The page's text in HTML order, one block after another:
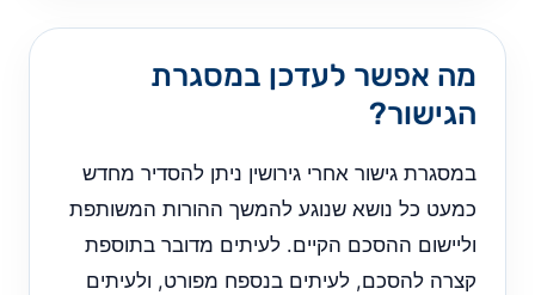
מה אפשר לעדכן במסגרת
הגישור?
במסגרת גישור אחרי גירושין ניתן להסדיר מחדש
כמעט כל נושא שנוגע להמשך ההורות המשותפת
וליישום ההסכם הקיים. לעיתים מדובר בתוספת
קצרה להסכם, לעיתים בנספח מפורט, ולעיתים